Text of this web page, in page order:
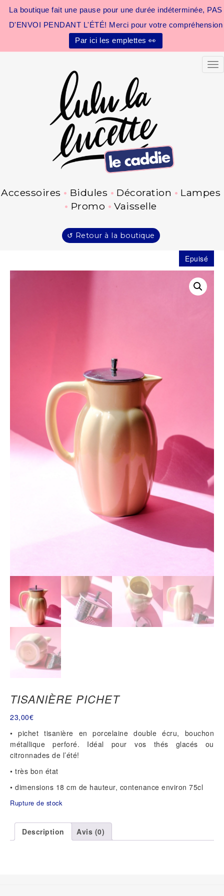
La boutique fait une pause pour une durée indéterminée, PAS
D'ENVOI PENDANT L'ÉTÉ! Merci pour votre compréhension
Par ici les emplettes 👀
Accessoires Bidules Décoration
Lampes
Promo
Vaisselle
↺ Retour à la boutique
Epuisé
TISANIÈRE PICHET
23,00€
• pichet tisanière en porcelaine double écru, bouchon
métallique perforé. Idéal pour vos thés glacés ou
citronnades de l’été!
• très bon état
• dimensions 18 cm de hauteur, contenance environ 75cl
Rupture de stock
Description Avis (0)